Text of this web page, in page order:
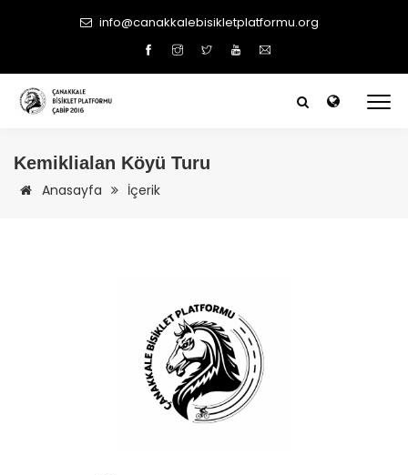
info@canakkalebisikletplatformu.org
Kemiklialan Köyü Turu
Anasayfa İçerik